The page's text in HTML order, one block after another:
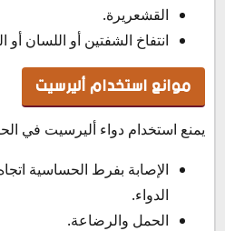
القشعريرة.
انتفاخ الشفتين أو اللسان أو
موانع استخدام أليرسيت
يمنع استخدام دواء أليرسيت في
الإصابة بفرط الحساسية
الدواء.
الحمل والرضاعة.